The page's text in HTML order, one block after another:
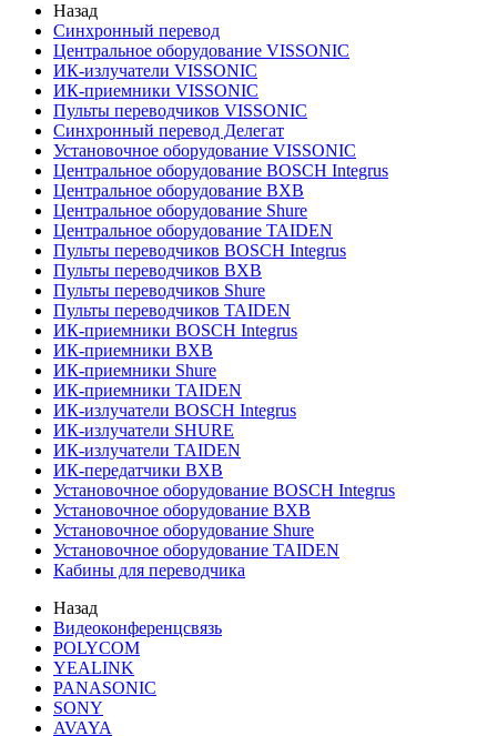
Назад
Синхронный перевод
Центральное оборудование VISSONIC
ИК-излучатели VISSONIC
ИК-приемники VISSONIC
Пульты переводчиков VISSONIC
Синхронный перевод Делегат
Установочное оборудование VISSONIC
Центральное оборудование BOSCH Integrus
Центральное оборудование BXB
Центральное оборудование Shure
Центральное оборудование TAIDEN
Пульты переводчиков BOSCH Integrus
Пульты переводчиков BXB
Пульты переводчиков Shure
Пульты переводчиков TAIDEN
ИК-приемники BOSCH Integrus
ИК-приемники BXB
ИК-приемники Shure
ИК-приемники TAIDEN
ИК-излучатели BOSCH Integrus
ИК-излучатели SHURE
ИК-излучатели TAIDEN
ИК-передатчики BXB
Установочное оборудование BOSCH Integrus
Установочное оборудование BXB
Установочное оборудование Shure
Установочное оборудование TAIDEN
Кабины для переводчика
Назад
Видеоконференцсвязь
POLYCOM
YEALINK
PANASONIC
SONY
AVAYA